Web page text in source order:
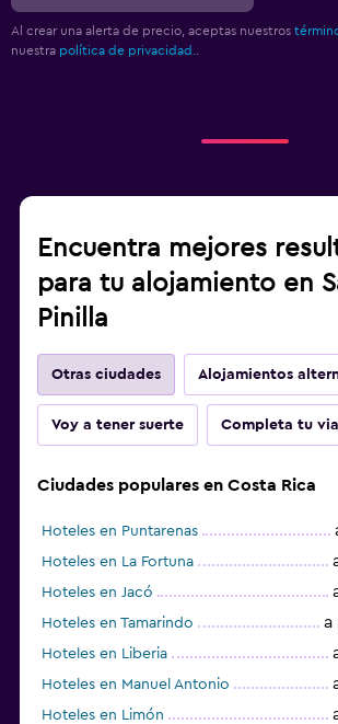
Limpieza diaria
Cámaras CCTV en zonas comunes
Botiquín de primeros auxilios
Caja fuerte
Cocina
Utensilios de cocina
Cocineta
Microondas
Tetera/cafetera
Estacionamiento y transporte
Traslado al aeropuerto (con cargos)
Carga de vehículos eléctricos
Al crear una alerta de precio, aceptas nuestros
nuestra política de privacidad.
Encuentra mejores
para tu alojamiento en
Pinilla
Otras ciudades Alojamientos
Voy a tener suerte Completa tu
Ciudades populares en Costa Rica
Hoteles en Puntarenas
Hoteles en La Fortuna
Hoteles en Jacó
Hoteles en Tamarindo a
Hoteles en Liberia
Hoteles en Manuel Antonio
Hoteles en Limón